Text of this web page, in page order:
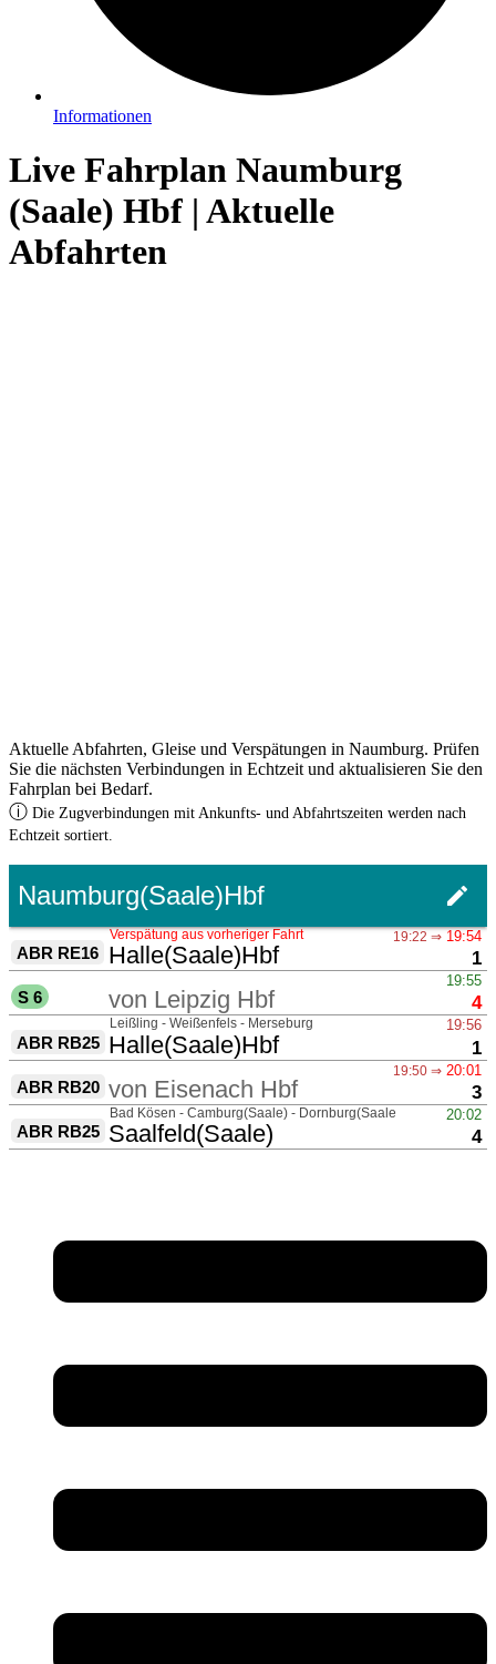
Informationen
Live Fahrplan Naumburg
(Saale) Hbf | Aktuelle
Abfahrten
Aktuelle Abfahrten, Gleise und Verspätungen in Naumburg. Prüfen
Sie die nächsten Verbindungen in Echtzeit und aktualisieren Sie den
Fahrplan bei Bedarf.
ⓘ Die Zugverbindungen mit Ankunfts- und Abfahrtszeiten werden nach
Echtzeit sortiert.